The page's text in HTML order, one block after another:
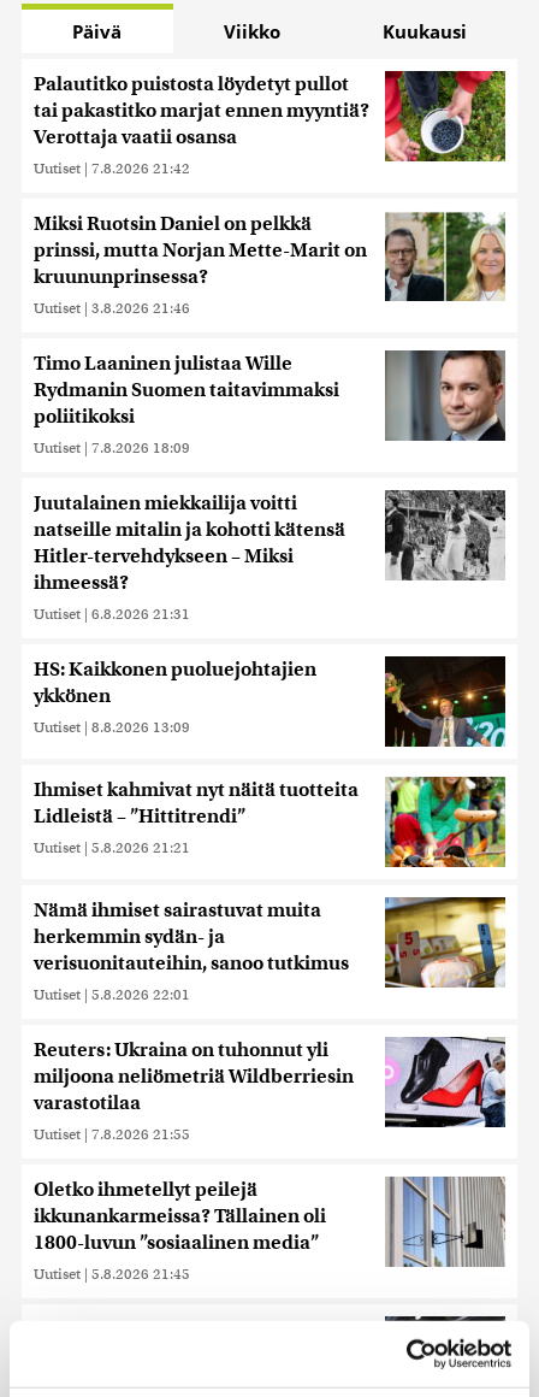
Päivä Viikko Kuukausi
Palautitko puistosta löydetyt pullot
tai pakastitko marjat ennen myyntiä?
Verottaja vaatii osansa
Uutiset | 7.8.2026 21:42
Miksi Ruotsin Daniel on pelkkä
prinssi, mutta Norjan Mette-Marit on
kruununprinsessa?
Uutiset | 3.8.2026 21:46
Timo Laaninen julistaa Wille
Rydmanin Suomen taitavimmaksi
poliitikoksi
Uutiset | 7.8.2026 18:09
Juutalainen miekkailija voitti
natseille mitalin ja kohotti kätensä
Hitler-tervehdykseen – Miksi
ihmeessä?
Uutiset | 6.8.2026 21:31
HS: Kaikkonen puoluejohtajien
ykkönen
Uutiset | 8.8.2026 13:09
Ihmiset kahmivat nyt näitä tuotteita
Lidleistä – ”Hittitrendi”
Uutiset | 5.8.2026 21:21
Nämä ihmiset sairastuvat muita
herkemmin sydän- ja
verisuonitauteihin, sanoo tutkimus
Uutiset | 5.8.2026 22:01
Reuters: Ukraina on tuhonnut yli
miljoona neliömetriä Wildberriesin
varastotilaa
Uutiset | 7.8.2026 21:55
Oletko ihmetellyt peilejä
ikkunankarmeissa? Tällainen oli
1800-luvun ”sosiaalinen media”
Uutiset | 5.8.2026 21:45
uutinen – ”Kokoomus maksaa siitä